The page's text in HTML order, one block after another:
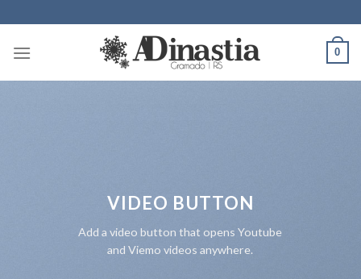
to
content
0
VIDEO BUTTON
Add a video button that opens Youtube
and Viemo videos anywhere.